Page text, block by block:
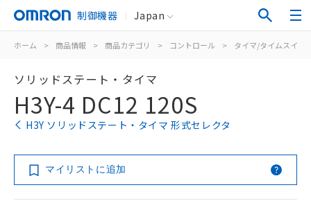
制御機器 Japan
ホーム > 商品情報 > 商品カテゴリ > コントロール > タイマ/タイムスイッ
ソリッドステート・タイマ
H3Y-4 DC12 120S
H3Y ソリッドステート・タイマ 形式セレクタ
マイリストに追加